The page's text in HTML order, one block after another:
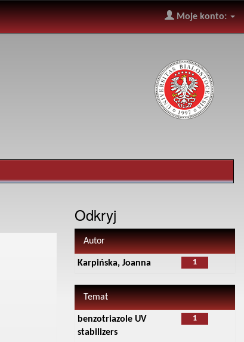
Moje konto:
Odkryj
Autor
1
Karpińska, Joanna
Temat
1
benzotriazole UV
stabilizers